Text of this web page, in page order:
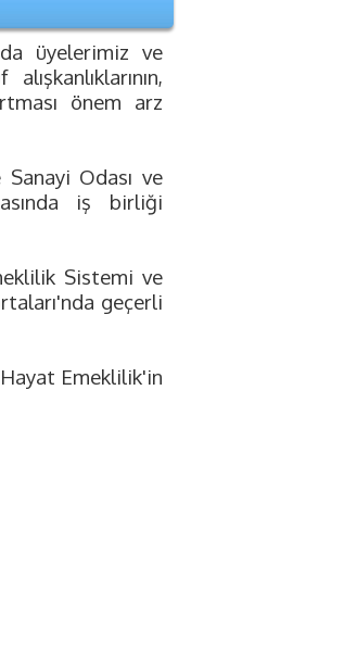
üyelerimiz ve
önem arz
Odası ve
iş birliği
Sistemi ve
geçerli
Hayat Emeklilik'in